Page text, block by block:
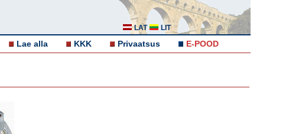
LAT LIT
Lae alla KKK Privaatsus E-POOD